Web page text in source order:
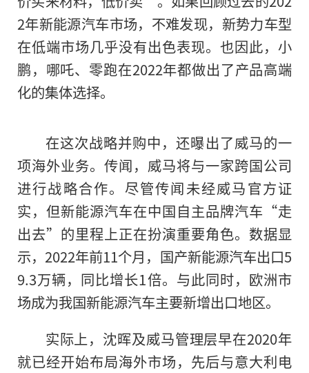
2年新能源汽车市场，不难发现，新势力车型
在低端市场几乎没有出色表现。也因此，小
鹏，哪吒、零跑在2022年都做出了产品高端
化的集体选择。
在这次战略并购中，还曝出了威马的一
项海外业务。传闻，威马将与一家跨国公司
进行战略合作。尽管传闻未经威马官方证
实，但新能源汽车在中国自主品牌汽车“走
出去”的里程上正在扮演重要角色。数据显
示，2022年前11个月，国产新能源汽车出口5
9.3万辆，同比增长1倍。与此同时，欧洲市
场成为我国新能源汽车主要新增出口地区。
实际上，沈晖及威马管理层早在2020年
就已经开始布局海外市场，先后与意大利电